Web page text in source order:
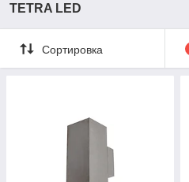
TETRA LED
Сортировка